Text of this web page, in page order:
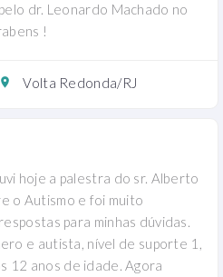
dr. Leonardo Machado no
!
Volta Redonda/RJ
hoje a palestra do sr. Alberto
o Autismo e foi muito
para minhas dúvidas.
e autista, nível de suporte 1,
12 anos de idade. Agora